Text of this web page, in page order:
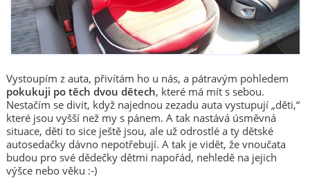
Vystoupím z auta, přivítám ho u nás, a pátravým pohledem
pokukuji po těch dvou dětech, které má mít s sebou.
Nestačím se divit, když najednou zezadu auta vystupují „děti,“
které jsou vyšší než my s pánem. A tak nastává úsměvná
situace, děti to sice ještě jsou, ale už odrostlé a ty dětské
autosedačky dávno nepotřebují. A tak je vidět, že vnoučata
budou pro své dědečky dětmi napořád, nehledě na jejich
výšce nebo věku :-)